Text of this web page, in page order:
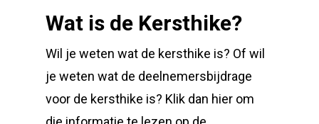
Wat is de Kersthike?
Wil je weten wat de kersthike is? Of wil
je weten wat de deelnemersbijdrage
voor de kersthike is? Klik dan hier om